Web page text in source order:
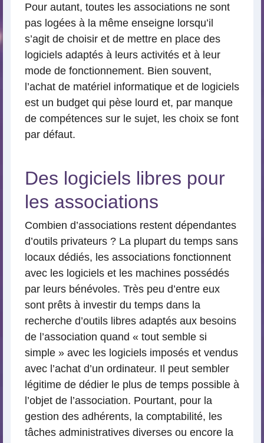
Pour autant, toutes les associations ne sont
pas logées à la même enseigne lorsqu’il
s’agit de choisir et de mettre en place des
logiciels adaptés à leurs activités et à leur
mode de fonctionnement. Bien souvent,
l’achat de matériel informatique et de logiciels
est un budget qui pèse lourd et, par manque
de compétences sur le sujet, les choix se font
par défaut.
Des logiciels libres pour
les associations
Combien d’associations restent dépendantes
d’outils privateurs ? La plupart du temps sans
locaux dédiés, les associations fonctionnent
avec les logiciels et les machines possédés
par leurs bénévoles. Très peu d’entre eux
sont prêts à investir du temps dans la
recherche d’outils libres adaptés aux besoins
de l’association quand « tout semble si
simple » avec les logiciels imposés et vendus
avec l’achat d’un ordinateur. Il peut sembler
légitime de dédier le plus de temps possible à
l’objet de l’association. Pourtant, pour la
gestion des adhérents, la comptabilité, les
tâches administratives diverses ou encore la